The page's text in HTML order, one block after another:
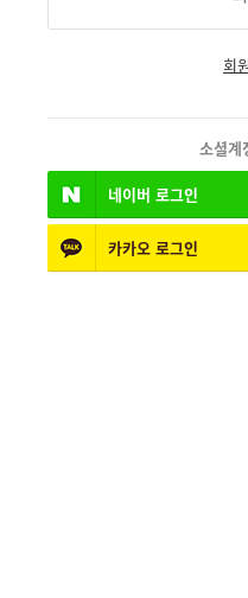
회
소셜계
네이버 로그인
카카오 로그인